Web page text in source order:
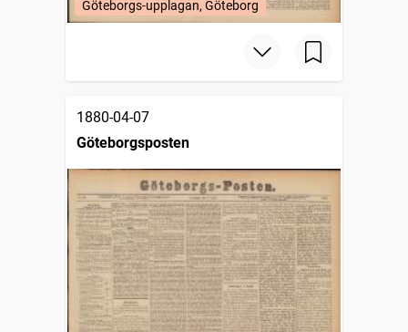
Göteborgs-upplagan, Göteborg
1880-04-07
Göteborgsposten